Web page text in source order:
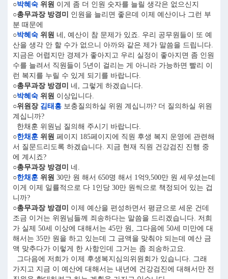
○박혜숙 위원 이게 좀 더 인원 숫자를 늘릴 생각은 없으신지
○총무과장 방경미
인원을 늘리면 좋은데 이제 예산이나 그런 부
분 때문에
○박혜숙 위원 네, 예산이 참 문제가 있죠. 우리 공무원들이 또 예
산을 생각 안 할 수가 없으니 아까와 같은 제가 말씀을 드립니다.
지금은 어렵지만 경제가 좋아지고 우리 실정이 좋아지면 좀 인원
수를 늘려서 직원들이 5년이 걸리는 게 아니라 가능하면 빨리 이
런 복지를 누릴 수 있게 되기를 바랍니다.
○총무과장 방경미
네, 그렇게 하겠습니다.
○박혜숙 위원 이상입니다.
○위원장 김태흥 보충질의하실 위원 계십니까? 더 질의하실 위원
계십니까?
한채훈 위원님 질의해 주시기 바랍니다.
○한채훈 위원 페이지 185페이지에 직원 후생 복지 운영에 관련해
서 질문드리도록 하겠습니다. 지금 현재 직원 건강검진 진행 중
에 계시죠?
○총무과장 방경미
네.
○한채훈 위원 30만 원 해서 650명 해서 1억9,500만 원 세우셨는데
이게 이제 일률적으로 다 1인당 30만 원씩으로 책정되어 있는 겁
니까?
○총무과장 방경미
이제 예산을 편성하면서 평균으로 세운 건데
조금 이거는 위원님들께 죄송하다는 말씀을 드리겠습니다. 저희
가 실제 50세 이상에 대해서는 45만 원, 그다음에 50세 미만에 대
해서는 35만 원을 하고 있는데 그 금액을 맞춰야 되는데 예산 금
액 맞추다가 이렇게 한 사항인데 그거는 좀 죄송하고요.
그다음에 저희가 이제 후생복지심의위원회가 있습니다. 그래
가지고 지금 이 예산에 대해서는 내년에 건강검진에 대해서만 전